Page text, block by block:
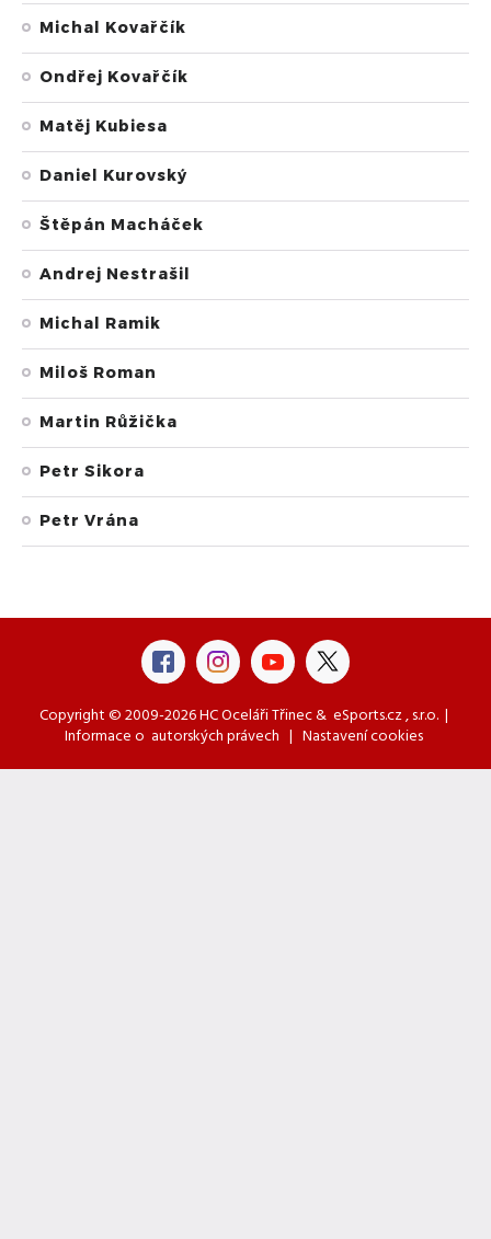
Michal Kovařčík
Ondřej Kovařčík
Matěj Kubiesa
Daniel Kurovský
Štěpán Macháček
Andrej Nestrašil
Michal Ramik
Miloš Roman
Martin Růžička
Petr Sikora
Petr Vrána
Copyright © 2009-2026 HC Oceláři Třinec & eSports.cz, s.r.o. |
Informace o autorských právech | Nastavení cookies